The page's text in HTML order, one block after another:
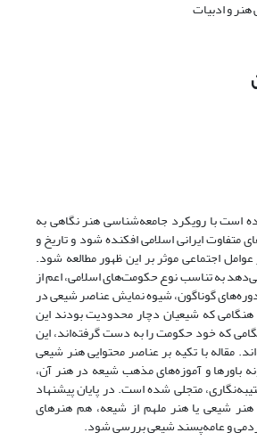
است با رویکرد جامعه‌شناسی هنر نگاهی به
ایرانی اسلامی افکنده شود و تاریخ و
عوامل اجتماعی موثر بر این ظهور مطالعه شود.
به تناسب نوع حکومت‌های اسلامی، اعم از
گوناگون، شیوه نمایش عناصر شیعی در
که شیعیان دچار محدودیت بودند این
که خود حکومت را به دست گرفته‌اند، این
مقاله با تکیه بر عناصر محتوایی هنر شیعی
باورها و آموزه‌های مذهب شیعه در هنر آن،
متجلی شده است. در پایان پیشنهاد
شیعی یا هنر ملهم از شیعه، هم هنرهای
و عامه‌پسند شیعی بررسی شود.